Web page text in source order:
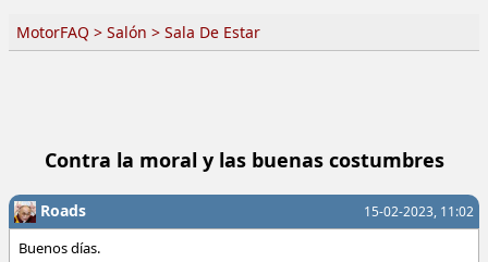
MotorFAQ > Salón > Sala De Estar
Contra la moral y las buenas costumbres
15-02-2023, 11:02
Roads
Buenos días.